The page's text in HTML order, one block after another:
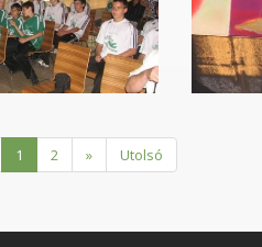
1 2 » Utolsó